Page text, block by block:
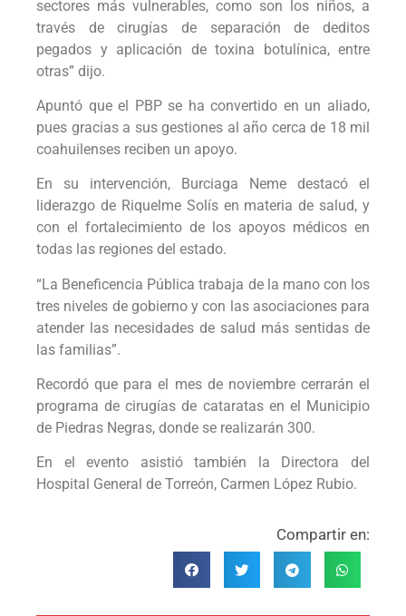
sectores más vulnerables, como son los niños, a
través de cirugías de separación de deditos
pegados y aplicación de toxina botulínica, entre
otras” dijo.
Apuntó que el PBP se ha convertido en un aliado,
pues gracias a sus gestiones al año cerca de 18 mil
coahuilenses reciben un apoyo.
En su intervención, Burciaga Neme destacó el
liderazgo de Riquelme Solís en materia de salud, y
con el fortalecimiento de los apoyos médicos en
todas las regiones del estado.
“La Beneficencia Pública trabaja de la mano con los
tres niveles de gobierno y con las asociaciones para
atender las necesidades de salud más sentidas de
las familias”.
Recordó que para el mes de noviembre cerrarán el
programa de cirugías de cataratas en el Municipio
de Piedras Negras, donde se realizarán 300.
En el evento asistió también la Directora del
Hospital General de Torreón, Carmen López Rubio.
Compartir en: